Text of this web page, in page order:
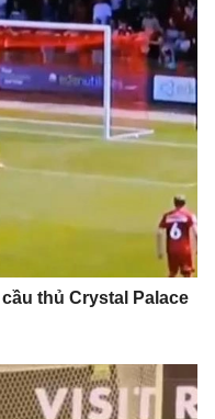
thủ Crystal Palace